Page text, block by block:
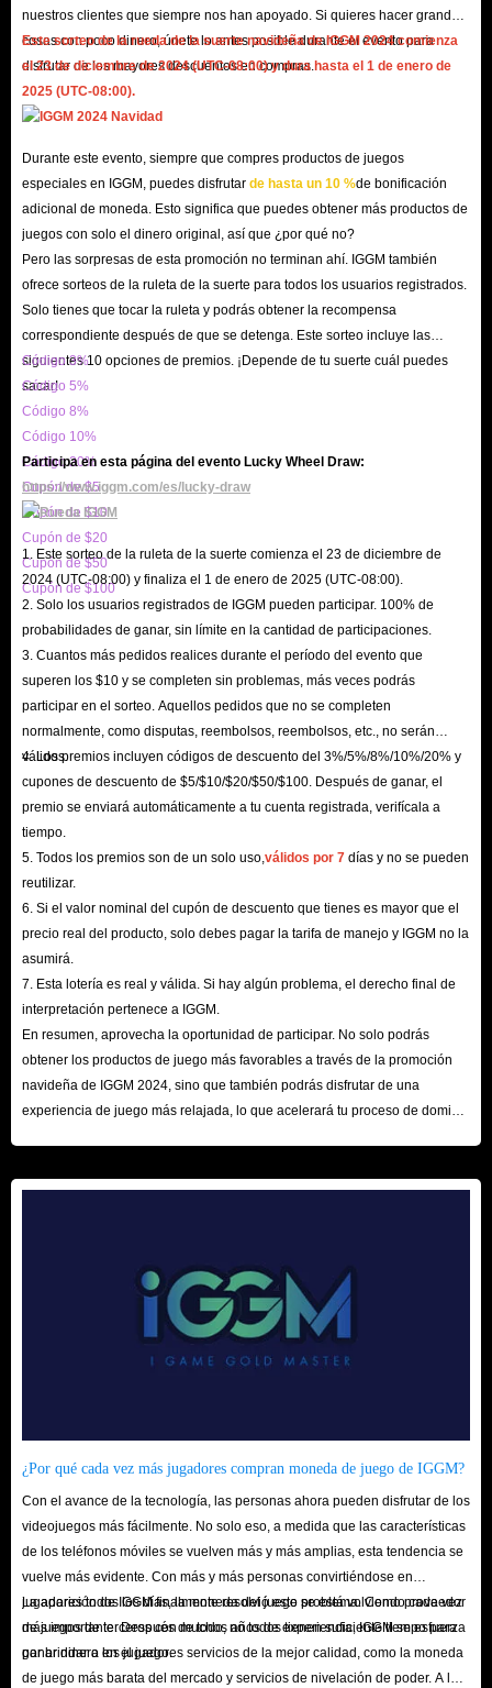
nuestros clientes que siempre nos han apoyado. Si quieres hacer grandes
cosas con poco dinero, únete lo antes posible durante el evento para
disfrutar de los mayores descuentos en compras.
Este sorteo de la rueda de la suerte navideña de IGGM 2024 comienza
el 23 de diciembre de 2024 (UTC-08:00) y dura hasta el 1 de enero de
2025 (UTC-08:00).
Durante este evento, siempre que compres productos de juegos
especiales en IGGM, puedes disfrutar de hasta un 10 %de bonificación
adicional de moneda. Esto significa que puedes obtener más productos de
juegos con solo el dinero original, así que ¿por qué no?
Pero las sorpresas de esta promoción no terminan ahí. IGGM también
ofrece sorteos de la ruleta de la suerte para todos los usuarios registrados.
Solo tienes que tocar la ruleta y podrás obtener la recompensa
correspondiente después de que se detenga. Este sorteo incluye las
siguientes 10 opciones de premios. ¡Depende de tu suerte cuál puedes
sacar!
Código 3%
Código 5%
Código 8%
Código 10%
Código 20%
Cupón de $5
Cupón de $10
Cupón de $20
Cupón de $50
Cupón de $100
Participa en esta página del evento Lucky Wheel Draw:
https://www.iggm.com/es/lucky-draw
1. Este sorteo de la ruleta de la suerte comienza el 23 de diciembre de
2024 (UTC-08:00) y finaliza el 1 de enero de 2025 (UTC-08:00).
2. Solo los usuarios registrados de IGGM pueden participar. 100% de
probabilidades de ganar, sin límite en la cantidad de participaciones.
3. Cuantos más pedidos realices durante el período del evento que
superen los $10 y se completen sin problemas, más veces podrás
participar en el sorteo. Aquellos pedidos que no se completen
normalmente, como disputas, reembolsos, reembolsos, etc., no serán
válidos.
4. Los premios incluyen códigos de descuento del 3%/5%/8%/10%/20% y
cupones de descuento de $5/$10/$20/$50/$100. Después de ganar, el
premio se enviará automáticamente a tu cuenta registrada, verifícala a
tiempo.
5. Todos los premios son de un solo uso, válidos por 7 días y no se pueden
reutilizar.
6. Si el valor nominal del cupón de descuento que tienes es mayor que el
precio real del producto, solo debes pagar la tarifa de manejo y IGGM no la
asumirá.
7. Esta lotería es real y válida. Si hay algún problema, el derecho final de
interpretación pertenece a IGGM.
En resumen, aprovecha la oportunidad de participar. No solo podrás
obtener los productos de juego más favorables a través de la promoción
navideña de IGGM 2024, sino que también podrás disfrutar de una
experiencia de juego más relajada, lo que acelerará tu proceso de dominio
¿Por qué cada vez más jugadores compran moneda de juego de IGGM?
Con el avance de la tecnología, las personas ahora pueden disfrutar de los
videojuegos más fácilmente. No solo eso, a medida que las características
de los teléfonos móviles se vuelven más y más amplias, esta tendencia se
vuelve más evidente. Con más y más personas convirtiéndose en
jugadores todos los días, la moneda del juego se está volviendo cada vez
más importante. Después de todo, no todos tienen suficiente tiempo para
ganar dinero en el juego.
La aparición de IGGM finalmente resolvió este problema. Como proveedor
de juegos de terceros con muchos años de experiencia, IGGM se esfuerza
por brindar a los jugadores servicios de la mejor calidad, como la moneda
de juego más barata del mercado y servicios de nivelación de poder. A lo